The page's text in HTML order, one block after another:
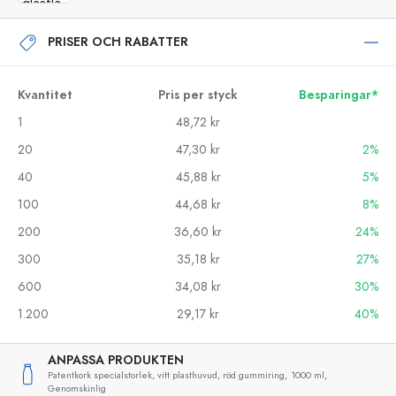
PRISER OCH RABATTER
Kvantitet Pris per styck
Besparingar*
1
48,72 kr
20
47,30 kr
2%
40
45,88 kr
5%
100
44,68 kr
8%
200
36,60 kr
24%
300
35,18 kr
27%
600
34,08 kr
30%
1.200
29,17 kr 40%
ANPASSA PRODUKTEN
Patentkork specialstorlek, vitt plasthuvud, röd gummiring, 1000 ml,
Genomskinlig